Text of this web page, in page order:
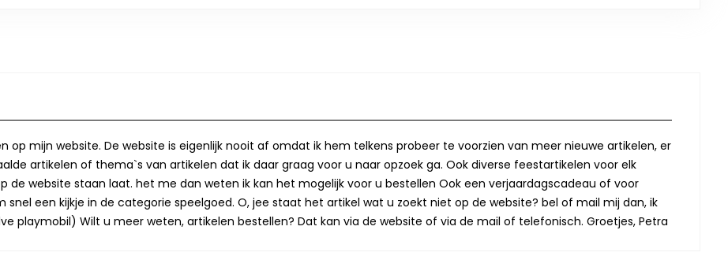
op mijn website. De website is eigenlijk nooit af omdat ik hem telkens probeer te voorzien van meer nieuwe artikelen, er
artikelen of thema`s van artikelen dat ik daar graag voor u naar opzoek ga. Ook diverse feestartikelen voor elk
de website staan laat. het me dan weten ik kan het mogelijk voor u bestellen Ook een verjaardagscadeau of voor
snel een kijkje in de categorie speelgoed. O, jee staat het artikel wat u zoekt niet op de website? bel of mail mij dan, ik
playmobil) Wilt u meer weten, artikelen bestellen? Dat kan via de website of via de mail of telefonisch. Groetjes, Petra